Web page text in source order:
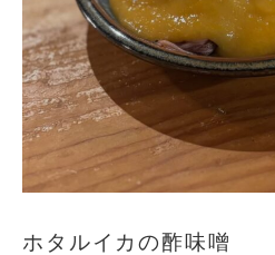
ホタルイカの酢味噌